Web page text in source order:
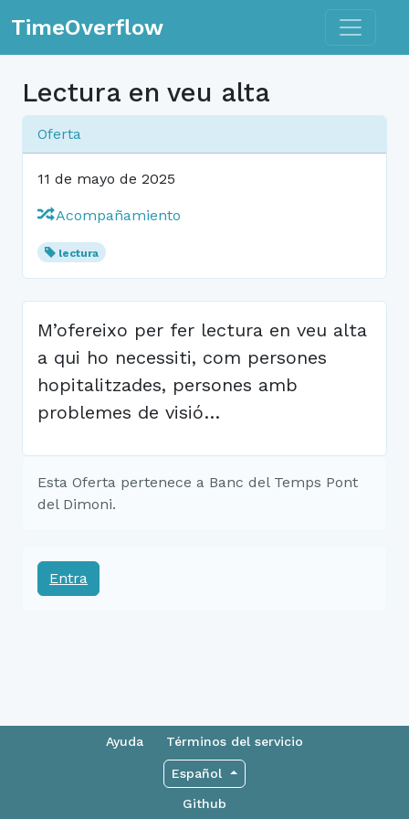
TimeOverflow Toggle
Lectura en veu alta
Oferta
11 de mayo de 2025
Acompañamiento
lectura
M’ofereixo per fer lectura en veu alta
a qui ho necessiti, com persones
hopitalitzades, persones amb
problemes de visió…
Esta Oferta pertenece a Banc del Temps Pont
del Dimoni.
Entra
Ayuda Términos del servicio
Español
Github